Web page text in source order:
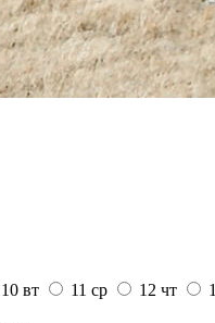
10 вт 11 ср 12 чт